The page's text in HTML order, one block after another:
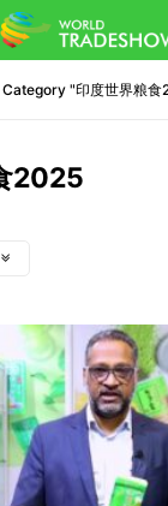
"印度世界粮食
2025